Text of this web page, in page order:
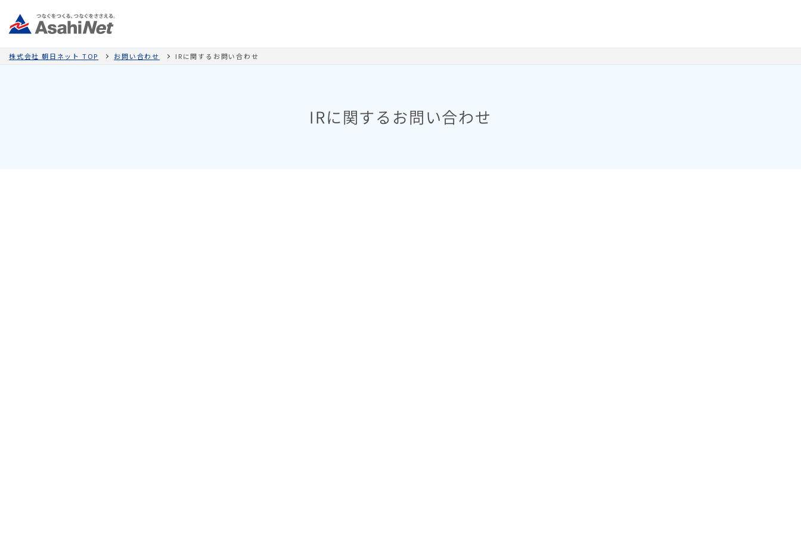
株式会社 朝日ネット TOP お問い合わせ IRに関するお問い合わせ
IRに関するお問い合わせ